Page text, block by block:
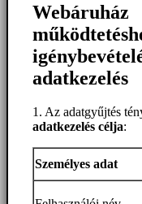
Webáruház
adatkezelés
1. Az adatgyűjtés
adatkezelés célja:
Személyes adat